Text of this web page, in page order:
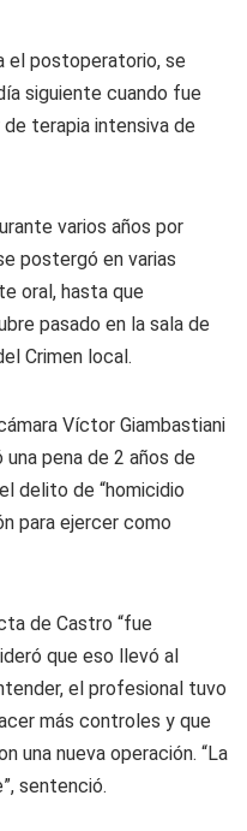
el postoperatorio, se
siguiente cuando fue
terapia intensiva de
varios años por
postergó en varias
oral, hasta que
pasado en la sala de
Crimen local.
Víctor Giambastiani
pena de 2 años de
delito de “homicidio
para ejercer como
de Castro “fue
que eso llevó al
el profesional tuvo
más controles y que
una nueva operación. “La
sentenció.